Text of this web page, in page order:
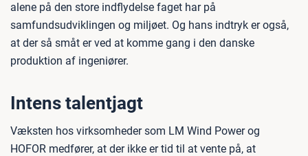
alene på den store indflydelse faget har på
samfundsudviklingen og miljøet. Og hans indtryk er også,
at der så småt er ved at komme gang i den danske
produktion af ingeniører.
Intens talentjagt
Væksten hos virksomheder som LM Wind Power og
HOFOR medfører, at der ikke er tid til at vente på, at